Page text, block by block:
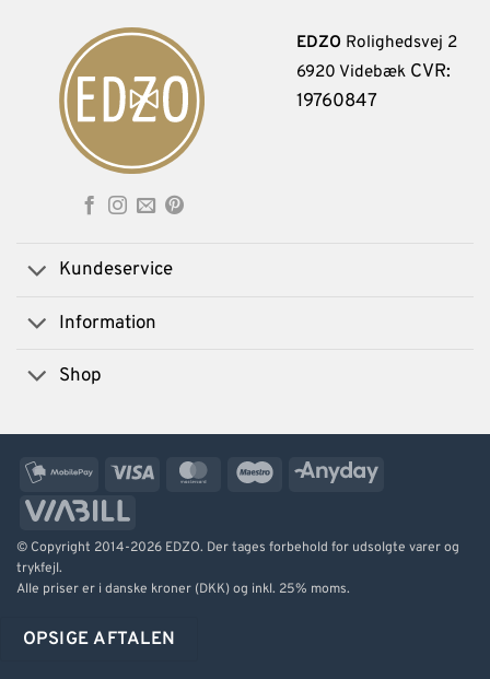
EDZO Rolighedsvej 2
6920 Videbæk CVR:
19760847
Kundeservice
Information
Shop
MobilePayVisa MasterCardMaestro
AnyDay
© Copyright 2014-2026 EDZO. Der tages forbehold for udsolgte varer og
trykfejl.
Alle priser er i danske kroner (DKK) og inkl. 25% moms.
OPSIGE AFTALEN